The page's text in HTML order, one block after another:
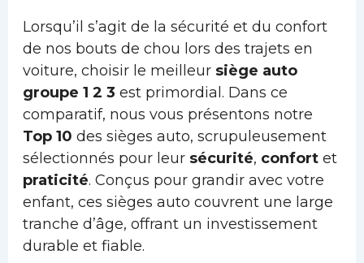
Lorsqu’il s’agit de la sécurité et du confort
de nos bouts de chou lors des trajets en
voiture, choisir le meilleur siège auto
groupe 1 2 3 est primordial. Dans ce
comparatif, nous vous présentons notre
Top 10 des sièges auto, scrupuleusement
sélectionnés pour leur sécurité, confortet
praticité. Conçus pour grandir avec votre
enfant, ces sièges auto couvrent une large
tranche d’âge, offrant un investissement
durable et fiable.